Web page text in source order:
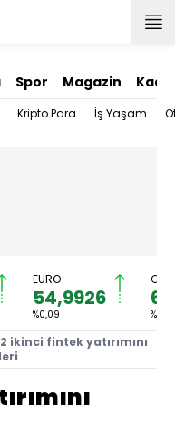
Spor Magazin
Kripto Para İş Yaşam
EURO
54,9926
%0,09 %0,74
ikinci fintek yatırımını